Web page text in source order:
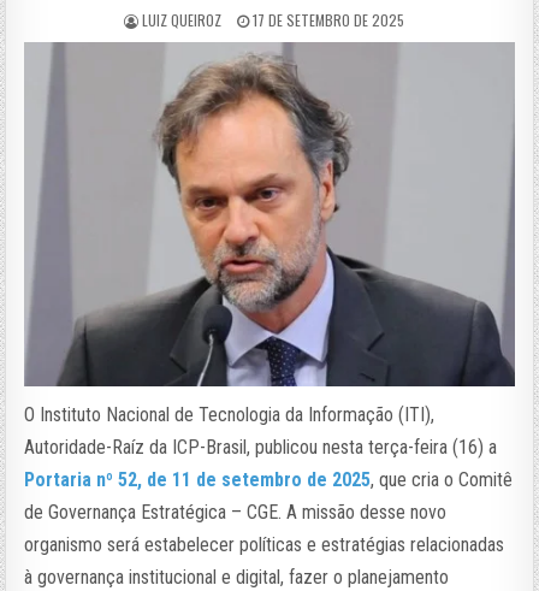
LUIZ QUEIROZ 17 DE SETEMBRO DE 2025
O Instituto Nacional de Tecnologia da Informação (ITI),
Autoridade-Raíz da ICP-Brasil, publicou nesta terça-feira (16) a
Portaria nº 52, de 11 de setembro de 2025, que cria o Comitê
de Governança Estratégica – CGE. A missão desse novo
organismo será estabelecer políticas e estratégias relacionadas
à governança institucional e digital, fazer o planejamento